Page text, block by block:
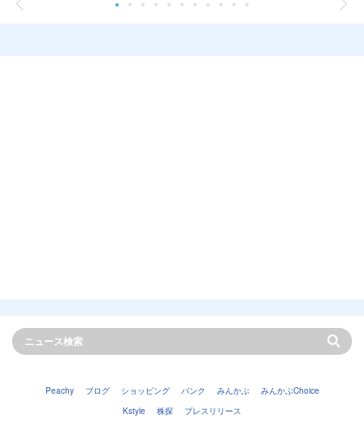
Peachy ブログ ショッピング バンク みんかぶ
みんかぶChoice
Kstyle
株探 プレスリリース